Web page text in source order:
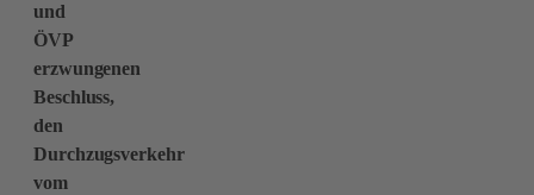
und
ÖVP
erzwungenen
Beschluss,
den
Durchzugsverkehr
vom